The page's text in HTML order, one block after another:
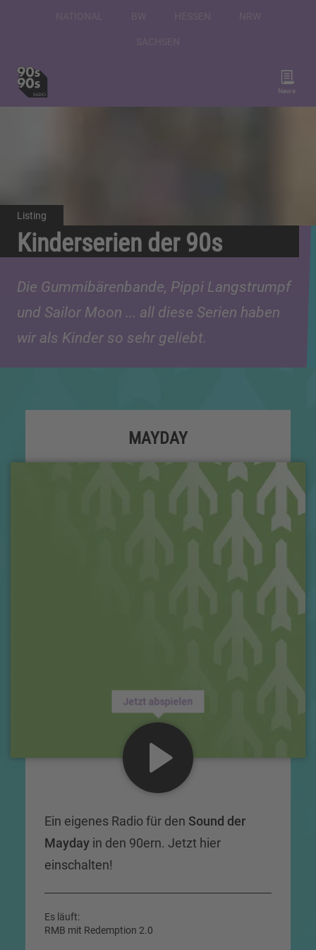
News
Listing
Kinderserien der 90s
Die Gummibärenbande, Pippi Langstrumpf
und Sailor Moon ... all diese Serien haben
wir als Kinder so sehr geliebt.
MAYDAY
Jetzt abspielen
Ein eigenes Radio für den Sound der
Mayday in den 90ern. Jetzt hier
einschalten!
Es läuft:
RMB mit Redemption 2.0